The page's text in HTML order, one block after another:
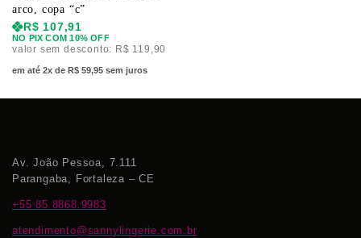
arco, copa “c”
R$ 107,91
NO PIX COM 10% OFF
valor sem desconto: R$ 119,90
em até 2x de R$ 59,95 sem juros
Av. João Pessoa, 7.111
Parangaba, Fortaleza – CE
+55 85 8868.9983
atendimento@sannylingerie.com.br